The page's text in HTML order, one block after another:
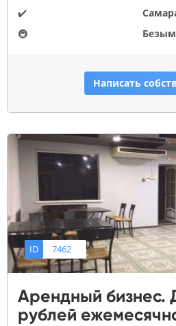
✔️
🚇
Написать
ID 7462
Арендный бизнес.
рублей